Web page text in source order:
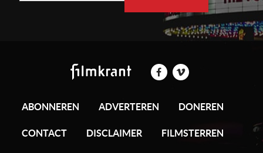
ABONNEREN ADVERTEREN DONEREN
CONTACT DISCLAIMER FILMSTERREN